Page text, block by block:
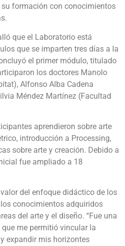
formación con conocimientos
que el Laboratorio está
que se imparten tres días a la
el primer módulo, titulado
los doctores Manolo
Alfonso Alba Cadena
Méndez Martínez (Facultad
aprendieron sobre arte
introducción a Processing,
sobre arte y creación. Debido a
fue ampliado a 18
del enfoque didáctico de los
conocimientos adquiridos
del arte y el diseño. “Fue una
me permitió vincular la
expandir mis horizontes